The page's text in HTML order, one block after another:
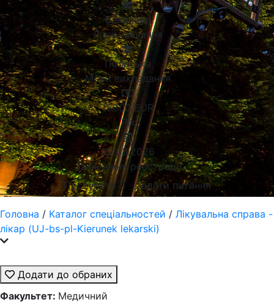
Бакалавр
Рівні навчання
Польська
Мови викладання
15800 EUR
Рік
09.03.2026
Закінчення реєстрації
Поступити
Задати питання
Головна / Каталог спеціальностей / Лікувальна справа -
лікар (UJ-bs-pl-Kierunek lekarski)
Додати до обраних
Факультет: Медичний